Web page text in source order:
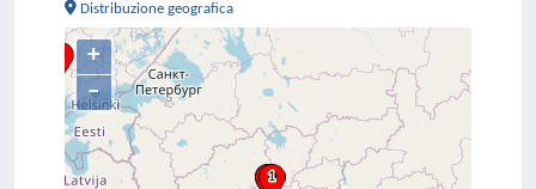
Distribuzione geografica
+
–